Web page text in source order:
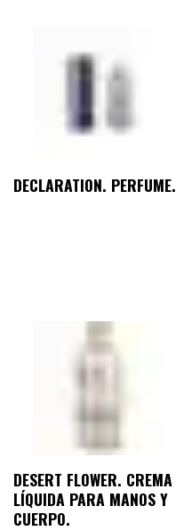
DECLARATION. PERFUME.
DESERT FLOWER. CREMA
LÍQUIDA PARA MANOS Y
CUERPO.